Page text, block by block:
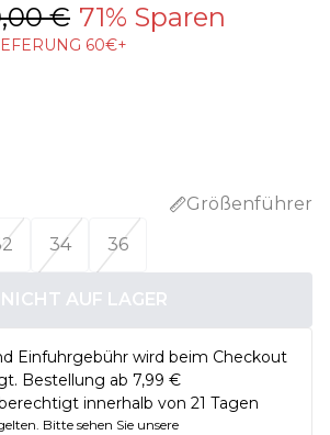
€ 71% Sparen
60€+
Größenführer
34 36
NICHT AUF LAGER
Einfuhrgebühr wird beim Checkout
Bestellung ab 7,99 €
innerhalb von 21 Tagen
Bitte sehen Sie unsere